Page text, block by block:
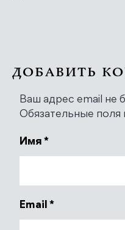
ДОБАВИТЬ
Ваш адрес email не
Обязательные поля
Имя *
Email *